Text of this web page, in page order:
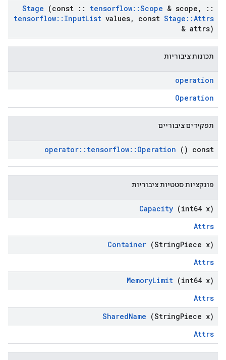
Stage (const :: tensorflow::Scope & scope ,
::
tensorflow:: InputList values, const Stage ::Attrs
& attrs)
תכונות ציבוריות
operation
Operation
תפקידים ציבוריים
operator:: tensorflow:: Operation () const
פונקציות סטטיות ציבוריות
Capacity (int64 x)
Attrs
Container (StringPiece x)
Attrs
MemoryLimit (int64 x)
Attrs
SharedName (StringPiece x)
Attrs